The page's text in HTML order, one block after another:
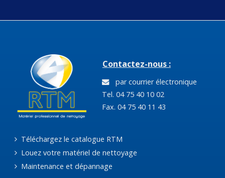
Contactez-nous :
par courrier électronique
Tel. 04 75 40 10 02
Fax. 04 75 40 11 43
Téléchargez le catalogue RTM
Louez votre matériel de nettoyage
Maintenance et dépannage